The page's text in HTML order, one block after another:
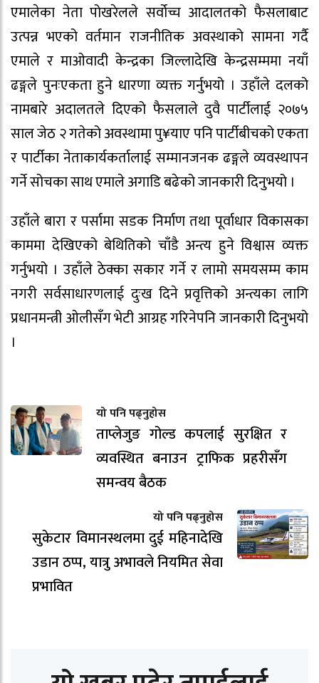
एमालेका नेता पोखरेलले सर्वोच्च आदालतको फैसलाबाट
उत्पन्न भएको वर्तमान राजनीतिक अवस्थाको सामना गर्दै
एमाले र माओवादी केन्द्रका जिल्लादेखि केन्द्रसम्ममा नयाँ
ढङ्गले पुनःएकता हुने धारणा व्यक्त गर्नुभयो । उहाँले दलको
नामबारे अदालतले दिएको फैसलाले दुवै पार्टीलाई २०७५
साल जेठ २ गतेको अवस्थामा पु¥याए पनि पार्टीबीचको एकता
र पार्टीका नेताकार्यकर्तालाई सम्मानजनक ढङ्गले व्यवस्थापन
गर्ने सोचका साथ एमाले अगाडि बढेको जानकारी दिनुभयो ।
उहाँले बारा र पर्सामा सडक निर्माण तथा पूर्वाधार विकासका
काममा देखिएको बेथितिको चाँडै अन्त्य हुने विश्वास व्यक्त
गर्नुभयो । उहाँले ठेक्का सकार गर्ने र लामो समयसम्म काम
नगरी सर्वसाधारणलाई दुःख दिने प्रवृत्तिको अन्त्यका लागि
प्रधानमन्त्री ओलीसँग भेटी आग्रह गरिनेपनि जानकारी दिनुभयो
।
यो पनि पढ्नुहोस
ताप्लेजुङ गोल्ड कपलाई सुरक्षित र
व्यवस्थित बनाउन ट्राफिक प्रहरीसँग
समन्वय बैठक
यो पनि पढ्नुहोस
सुकेटार विमानस्थलमा दुई महिनादेखि
उडान ठप्प, यात्रु अभावले नियमित सेवा
प्रभावित